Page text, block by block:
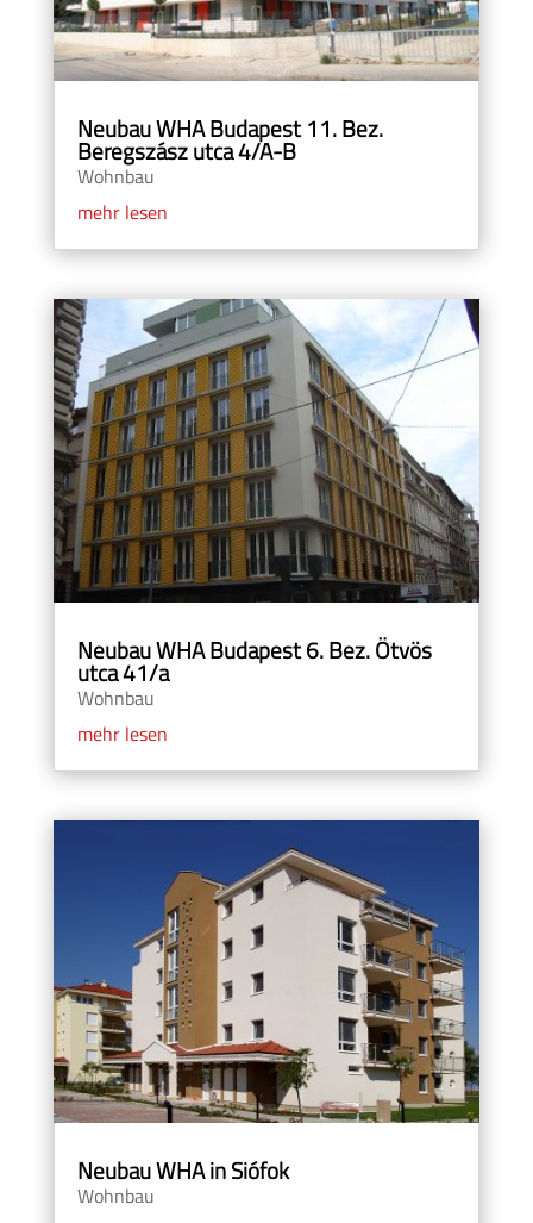
Neubau WHA Budapest 11. Bez.
Beregszász utca 4/A-B
Wohnbau
mehr lesen
Neubau WHA Budapest 6. Bez. Ötvös
utca 41/a
Wohnbau
mehr lesen
Neubau WHA in Siófok
Wohnbau